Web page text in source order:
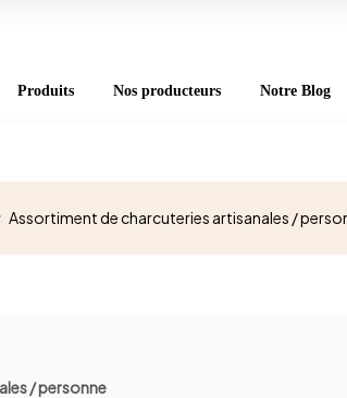
Produits Nos producteurs Notre Blog
Assortiment de charcuteries artisanales /
/ personne